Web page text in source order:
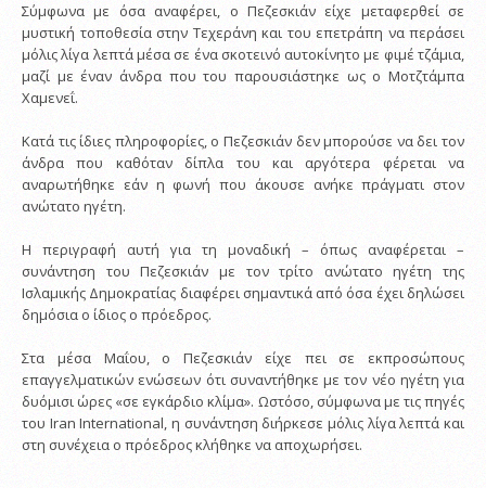
Σύμφωνα με όσα αναφέρει, ο Πεζεσκιάν είχε μεταφερθεί σε
μυστική τοποθεσία στην Τεχεράνη και του επετράπη να περάσει
μόλις λίγα λεπτά μέσα σε ένα σκοτεινό αυτοκίνητο με φιμέ τζάμια,
μαζί με έναν άνδρα που του παρουσιάστηκε ως ο Μοτζτάμπα
Χαμενεΐ.
Κατά τις ίδιες πληροφορίες, ο Πεζεσκιάν δεν μπορούσε να δει τον
άνδρα που καθόταν δίπλα του και αργότερα φέρεται να
αναρωτήθηκε εάν η φωνή που άκουσε ανήκε πράγματι στον
ανώτατο ηγέτη.
Η περιγραφή αυτή για τη μοναδική – όπως αναφέρεται –
συνάντηση του Πεζεσκιάν με τον τρίτο ανώτατο ηγέτη της
Ισλαμικής Δημοκρατίας διαφέρει σημαντικά από όσα έχει δηλώσει
δημόσια ο ίδιος ο πρόεδρος.
Στα μέσα Μαΐου, ο Πεζεσκιάν είχε πει σε εκπροσώπους
επαγγελματικών ενώσεων ότι συναντήθηκε με τον νέο ηγέτη για
δυόμισι ώρες «σε εγκάρδιο κλίμα». Ωστόσο, σύμφωνα με τις πηγές
του Iran International, η συνάντηση διήρκεσε μόλις λίγα λεπτά και
στη συνέχεια ο πρόεδρος κλήθηκε να αποχωρήσει.